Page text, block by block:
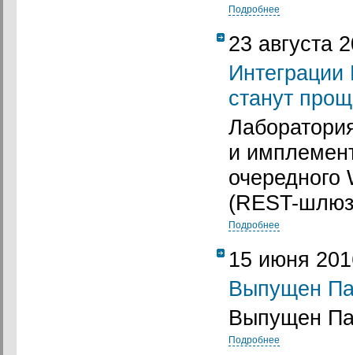
Подробнее
23 августа
станут
и
(REST-
Подробнее
15 июня
Выпущен
Выпущен
Подробнее